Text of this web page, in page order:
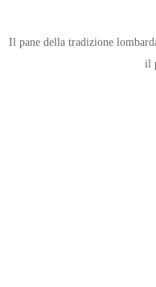
Il pane della tradizione
il